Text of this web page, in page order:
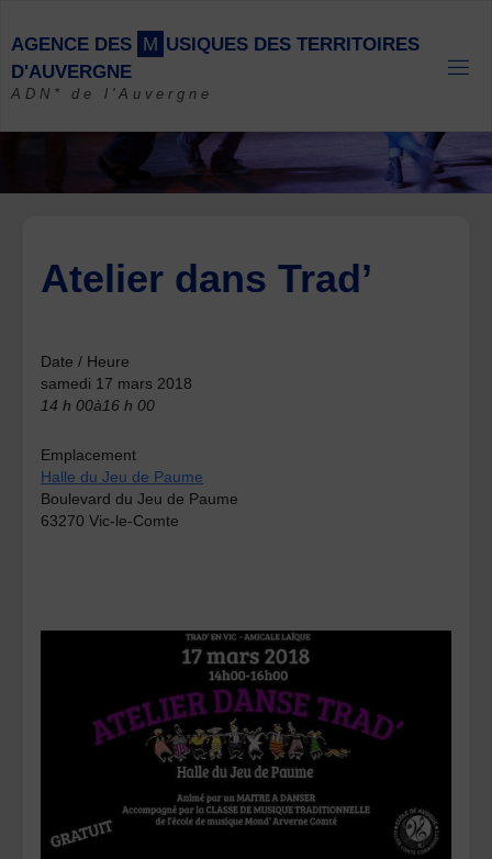
content
AGENCE DES M USIQUES DES TERRITOIRES
D'AUVERGNE
ADN* de l'Auvergne
Atelier dans Trad’
Date / Heure
samedi 17 mars 2018
14 h 00à16 h 00
Emplacement
Halle du Jeu de Paume
Boulevard du Jeu de Paume
63270 Vic-le-Comte